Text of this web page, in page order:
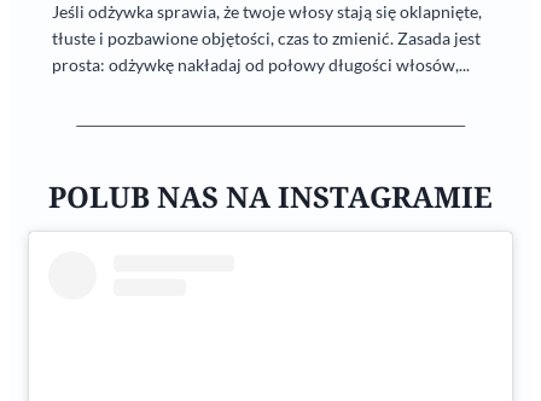
Jeśli odżywka sprawia, że twoje włosy stają się oklapnięte,
tłuste i pozbawione objętości, czas to zmienić. Zasada jest
prosta: odżywkę nakładaj od połowy długości włosów,...
POLUB NAS NA INSTAGRAMIE